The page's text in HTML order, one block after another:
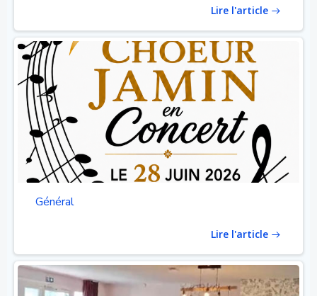
Lire l'article
Général
Lire l'article